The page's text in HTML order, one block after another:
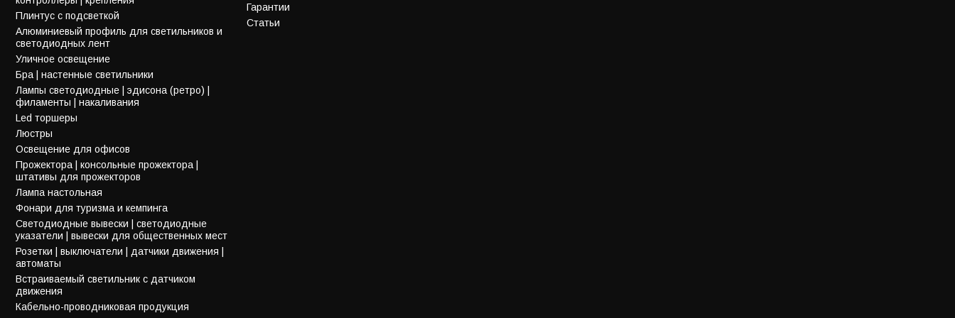
Плинтус с подсветкой
Алюминиевый профиль для светильников и
светодиодных лент
Уличное освещение
Бра | настенные светильники
Лампы светодиодные | эдисона (ретро) |
филаменты | накаливания
Led торшеры
Люстры
Освещение для офисов
Прожектора | консольные прожектора |
штативы для прожекторов
Лампа настольная
Фонари для туризма и кемпинга
Светодиодные вывески | светодиодные
указатели | вывески для общественных мест
Розетки | выключатели | датчики движения |
автоматы
Встраиваемый светильник с датчиком
движения
Кабельно-проводниковая продукция
Гарантии
Статьи